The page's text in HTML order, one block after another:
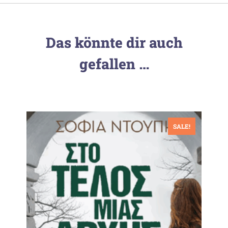
Das könnte dir auch
gefallen …
SALE!